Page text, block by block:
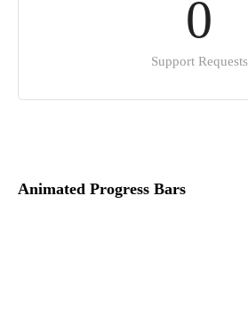
0
Support Requests
Animated Progress Bars